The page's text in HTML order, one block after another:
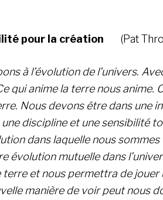
pour la création (Pat
à l’évolution de l’univers.
qui anime la terre nous anime.
Nous devons être dans une
discipline et une sensibilité
dans laquelle nous sommes
évolution mutuelle dans
et nous permettra de jouer
manière de voir peut nous